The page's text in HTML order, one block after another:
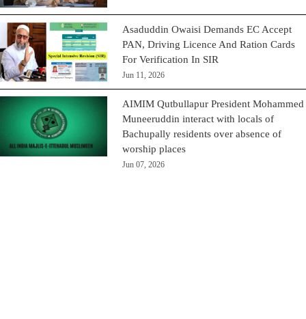
Asaduddin Owaisi Demands EC Accept
PAN, Driving Licence And Ration Cards
For Verification In SIR
Jun 11, 2026
AIMIM Qutbullapur President Mohammed
Muneeruddin interact with locals of
Bachupally residents over absence of
worship places
Jun 07, 2026